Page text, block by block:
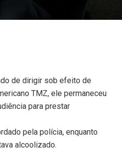
de dirigir sob efeito de
TMZ, ele permaneceu
para prestar
pela polícia, enquanto
alcoolizado.